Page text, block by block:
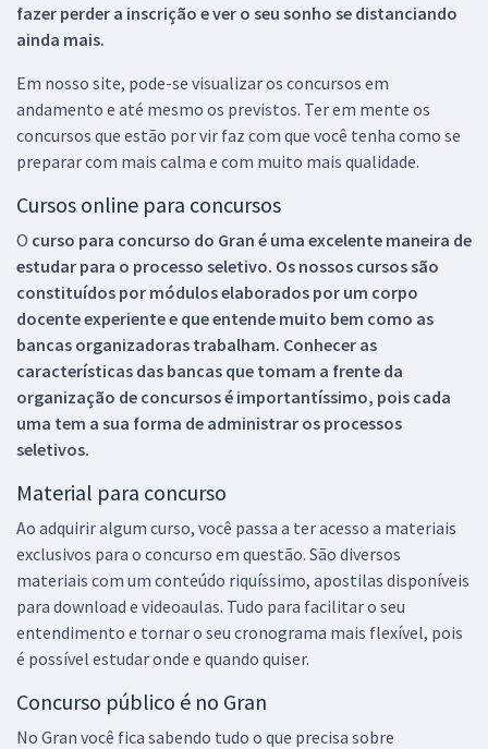
fazer perder a inscrição e ver o seu sonho se distanciando
ainda mais.
Em nosso site, pode-se visualizar os concursos em
andamento e até mesmo os previstos. Ter em mente os
concursos que estão por vir faz com que você tenha como se
preparar com mais calma e com muito mais qualidade.
Cursos online para concursos
O curso para concurso do Gran é uma excelente maneira de
estudar para o processo seletivo. Os nossos cursos são
constituídos por módulos elaborados por um corpo
docente experiente e que entende muito bem como as
bancas organizadoras trabalham. Conhecer as
características das bancas que tomam a frente da
organização de concursos é importantíssimo, pois cada
uma tem a sua forma de administrar os processos
seletivos.
Material para concurso
Ao adquirir algum curso, você passa a ter acesso a materiais
exclusivos para o concurso em questão. São diversos
materiais com um conteúdo riquíssimo, apostilas disponíveis
para download e videoaulas. Tudo para facilitar o seu
entendimento e tornar o seu cronograma mais flexível, pois
é possível estudar onde e quando quiser.
Concurso público é no Gran
No Gran você fica sabendo tudo o que precisa sobre